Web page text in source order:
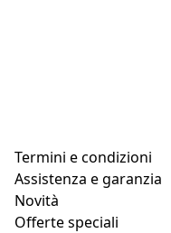
Termini e condizioni
Assistenza e garanzia
Novità
Offerte speciali